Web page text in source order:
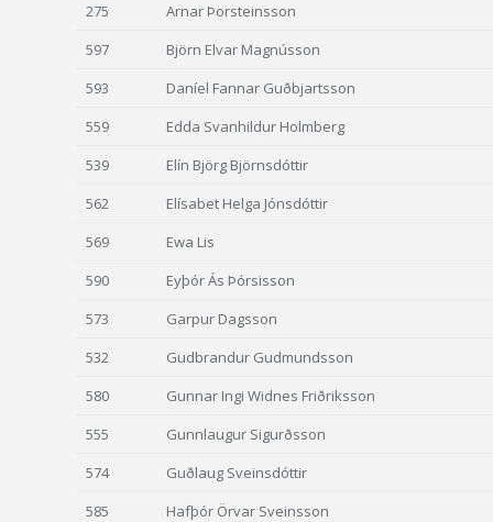
275
Arnar Þorsteinsson
597
Björn Elvar Magnússon
593
Daníel Fannar Guðbjartsson
559
Edda Svanhildur Holmberg
539
Elín Björg Björnsdóttir
562
Elísabet Helga Jónsdóttir
569
Ewa Lis
590
Eyþór Ás Þórsisson
573
Garpur Dagsson
532
Gudbrandur Gudmundsson
580
Gunnar Ingi Widnes Friðriksson
555
Gunnlaugur Sigurðsson
574
Guðlaug Sveinsdóttir
585
Hafþór Örvar Sveinsson